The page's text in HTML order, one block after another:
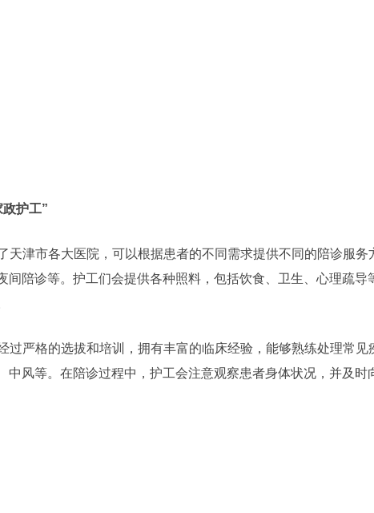
护工”
津市各大医院，可以根据患者的不同需求提供不同的陪诊服务
陪诊等。护工们会提供各种照料，包括饮食、卫生、心理疏导
严格的选拔和培训，拥有丰富的临床经验，能够熟练处理常见
中风等。在陪诊过程中，护工会注意观察患者身体状况，并及时